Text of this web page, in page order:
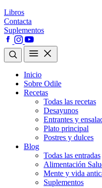
Libros
Contacta
Suplementos
Inicio
Sobre Odile
Recetas
Todas las recetas
Desayunos
Entrantes y
Plato principal
Postres y dulces
Blog
Todas las entradas
Alimentación
Mente y vida
Suplementos